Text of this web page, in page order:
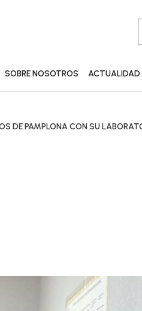
SOBRE NOSOTROS ACTUALIDAD
DE PAMPLONA CON SU